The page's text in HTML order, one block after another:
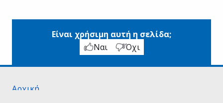
Είναι χρήσιμη αυτή η σελίδα;
Ναι
Όχι
Αρχική